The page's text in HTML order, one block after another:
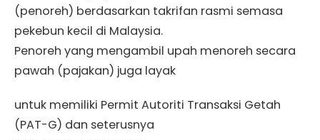
(penoreh) berdasarkan takrifan rasmi semasa
pekebun kecil di Malaysia.
Penoreh yang mengambil upah menoreh secara
pawah (pajakan) juga layak
untuk memiliki Permit Autoriti Transaksi Getah
(PAT-G) dan seterusnya